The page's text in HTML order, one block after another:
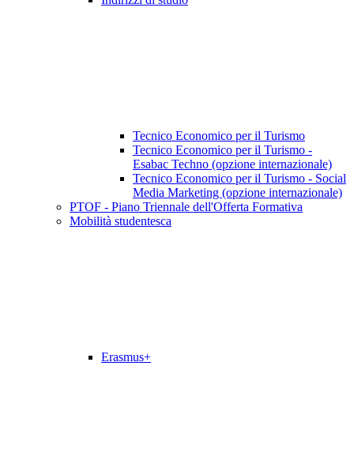
Tecnico Economico per il Turismo
Tecnico Economico per il Turismo -
Esabac Techno (opzione internazionale)
Tecnico Economico per il Turismo - Social
Media Marketing (opzione internazionale)
PTOF - Piano Triennale dell'Offerta Formativa
Mobilità studentesca
Erasmus+